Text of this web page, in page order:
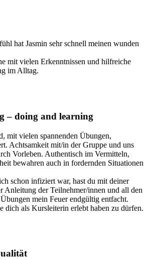
hat Jasmin sehr schnell meinen wunden
mit vielen Erkenntnissen und hilfreiche
im Alltag.
– doing and learning
mit vielen spannenden Übungen,
Achtsamkeit mit/in der Gruppe und uns
Vorleben. Authentisch im Vermitteln,
bewahren auch in fordernden Situationen
schon infiziert war, hast du mit deiner
Anleitung der Teilnehmer/innen und all den
mein Feuer endgültig entfacht.
dich als Kursleiterin erlebt haben zu dürfen.